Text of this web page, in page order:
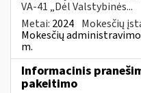
VA-41 „Dėl Valstybinės...
Metai: 2024 Mokesčių
Mokesčių
m.
Informacinis
pakeitimo